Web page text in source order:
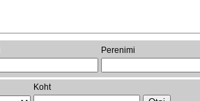
Perenimi
Koht